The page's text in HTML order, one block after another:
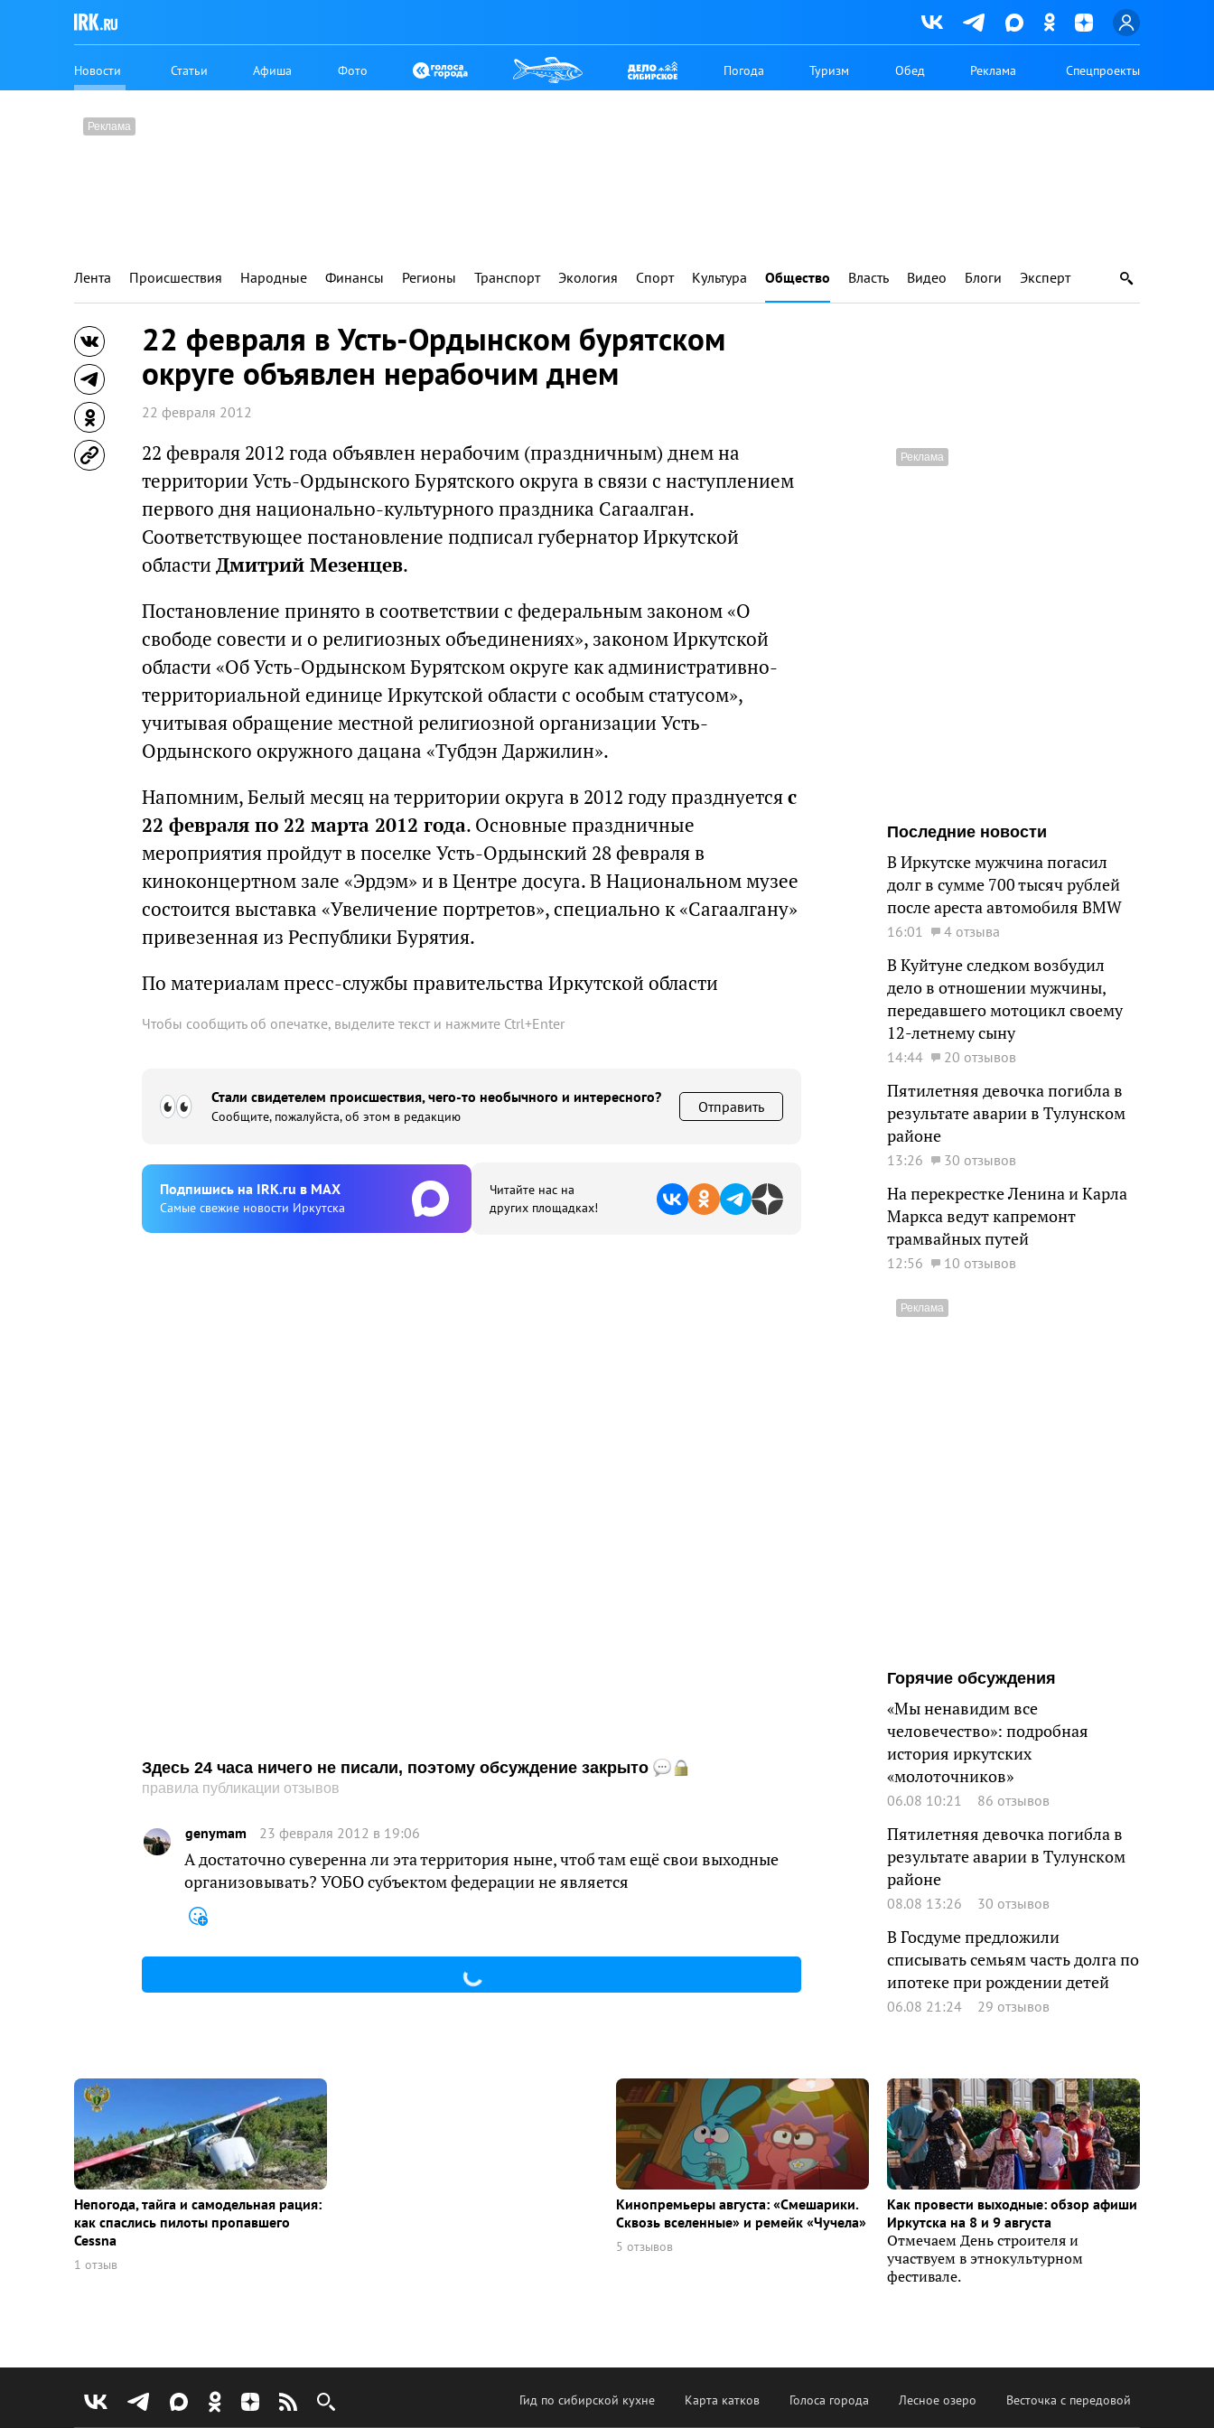
Новости Статьи Афиша Фото Погода Туризм Обед Реклама Спецпроекты
Лента Происшествия Народные Финансы Регионы Транспорт Экология Спорт Культура Общество Власть Видео Блоги Эксперт
22 февраля в Усть-Ордынском бурятском
округе объявлен нерабочим днем
22 февраля 2012
22 февраля 2012 года объявлен нерабочим (праздничным) днем на
территории Усть-Ордынского Бурятского округа в связи с наступлением
первого дня национально-культурного праздника Сагаалган.
Соответствующее постановление подписал губернатор Иркутской
области Дмитрий Мезенцев.
Постановление принято в соответствии с федеральным законом «О
свободе совести и о религиозных объединениях», законом Иркутской
области «Об Усть-Ордынском Бурятском округе как административно-
территориальной единице Иркутской области с особым статусом»,
учитывая обращение местной религиозной организации Усть-
Ордынского окружного дацана «Тубдэн Даржилин».
Напомним, Белый месяц на территории округа в 2012 году празднуетсяс
22 февраля по 22 марта 2012 года. Основные праздничные
мероприятия пройдут в поселке Усть-Ордынский 28 февраля в
киноконцертном зале «Эрдэм» и в Центре досуга. В Национальном музее
состоится выставка «Увеличение портретов», специально к «Сагаалгану»
привезенная из Республики Бурятия.
По материалам пресс-службы правительства Иркутской области
Чтобы сообщить об опечатке, выделите текст и нажмите Ctrl+Enter
Стали свидетелем происшествия, чего-то необычного и интересного?
Сообщите, пожалуйста, об этом в редакцию
Отправить
Подпишиcь на IRK.ru в MAX
Cамые свежие новости Иркутска
Читайте нас на
других площадках!
Здесь 24 часа ничего не писали, поэтому обсуждение закрыто
правила публикации отзывов
genymam 23 февраля 2012 в 19:06
А достаточно суверенна ли эта территория ныне, чтоб там ещё свои выходные
организовывать? УОБО субъектом федерации не является
Последние новости
В Иркутске мужчина погасил
долг в сумме 700 тысяч рублей
после ареста автомобиля BMW
16:01 4 отзыва
В Куйтуне следком возбудил
дело в отношении мужчины,
передавшего мотоцикл своему
12-летнему сыну
14:44 20 отзывов
Пятилетняя девочка погибла в
результате аварии в Тулунском
районе
13:26 30 отзывов
На перекрестке Ленина и Карла
Маркса ведут капремонт
трамвайных путей
12:56 10 отзывов
Горячие обсуждения
«Мы ненавидим все
человечество»: подробная
история иркутских
«молоточников»
06.08 10:21 86 отзывов
Пятилетняя девочка погибла в
результате аварии в Тулунском
районе
08.08 13:26 30 отзывов
В Госдуме предложили
списывать семьям часть долга по
ипотеке при рождении детей
06.08 21:24 29 отзывов
Непогода, тайга и самодельная рация:
как спаслись пилоты пропавшего
Cessna
1 отзыв
Кинопремьеры августа: «Смешарики.
Сквозь вселенные» и ремейк «Чучела»
5 отзывов
Как провести выходные: обзор афиши
Иркутска на 8 и 9 августа
Отмечаем День строителя и
участвуем в этнокультурном
фестивале.
Гид по сибирской кухне Карта катков Голоса города Лесное озеро Весточка с передовой